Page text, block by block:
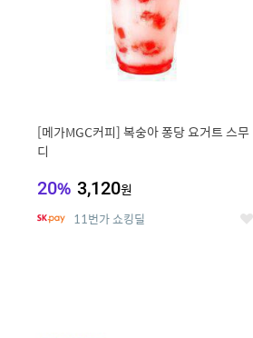
[메가MGC커피] 복숭아 퐁당 요거트 스무
디
20% 3,120원
11번가 쇼킹딜 좋